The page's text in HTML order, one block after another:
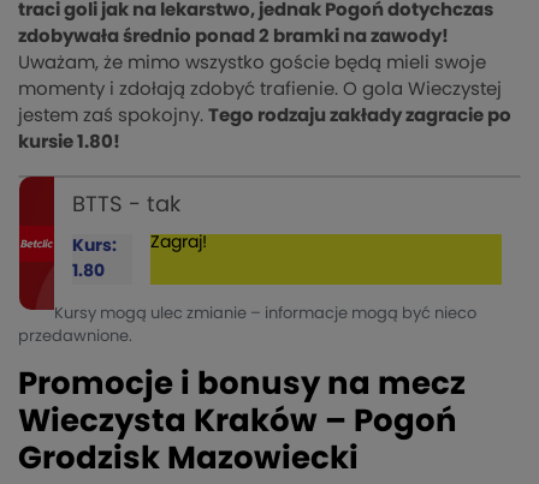
traci goli jak na lekarstwo, jednak Pogoń dotychczas
zdobywała średnio ponad 2 bramki na zawody!
Uważam, że mimo wszystko goście będą mieli swoje
momenty i zdołają zdobyć trafienie. O gola Wieczystej
jestem zaś spokojny. Tego rodzaju zakłady zagracie po
kursie 1.80!
BTTS - tak
Kurs:
1.80
Zagraj!
Kursy mogą ulec zmianie – informacje mogą być nieco
przedawnione.
Promocje i bonusy na mecz
Wieczysta Kraków – Pogoń
Grodzisk Mazowiecki